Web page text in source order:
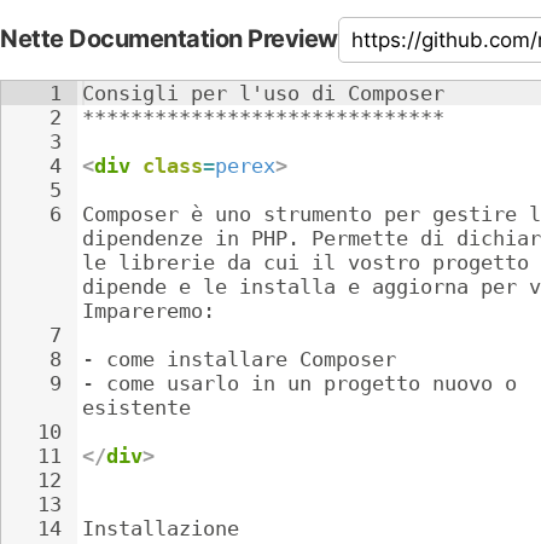
Nette Documentation Preview
1
2
3
4
5
6
7
8
9
10
11
12
13
14
Consigli per l'uso di Composer
******************************
<div class=perex>
Composer è uno strumento per
dipendenze in PHP. Permette di
le librerie da cui il vostro progetto
dipende e le installa e aggiorna per
Impareremo:
- come installare Composer
- come usarlo in un progetto nuovo o
esistente
</div>
Installazione